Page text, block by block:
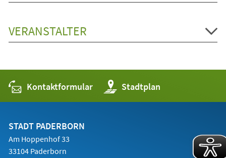
VERANSTALTER
Kontaktformular Stadtplan
(Öffnet
in
einem
STADT PADERBORN
Am Hoppenhof 33
33104 Paderborn